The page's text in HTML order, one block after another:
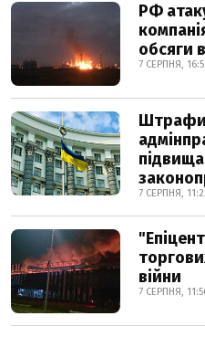
РФ
обсяги
7 СЕРПНЯ,
7 СЕРПНЯ,
війни
7 СЕРПНЯ,